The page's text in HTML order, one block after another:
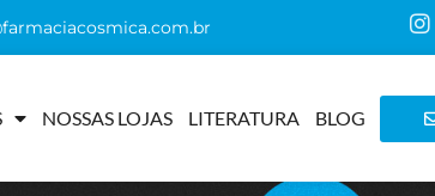
NOSSAS LOJAS LITERATURA BLOG